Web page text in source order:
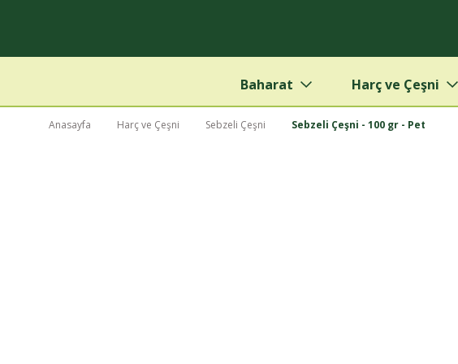
Baharat Harç ve Çeşni
Anasayfa Harç ve Çeşni Sebzeli Çeşni Sebzeli Çeşni - 100 gr - Pet